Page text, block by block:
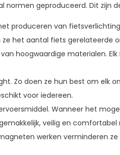
normen geproduceerd. Dit zijn
produceren van
het aantal fiets gerelateerde
hoogwaardige materialen.
Zo doen ze hun best om elk
voor iedereen.
Wanneer het
veilig en
werken verminderen